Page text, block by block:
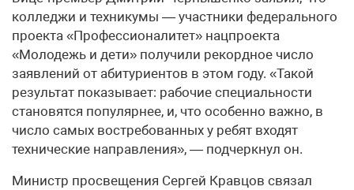
колледжи и техникумы — участники федерального
проекта «Профессионалитет» нацпроекта
«Молодежь и дети» получили рекордное число
заявлений от абитуриентов в этом году. «Такой
результат показывает: рабочие специальности
становятся популярнее, и, что особенно важно, в
число самых востребованных у ребят входят
технические направления», — подчеркнул он.
Министр просвещения Сергей Кравцов связал